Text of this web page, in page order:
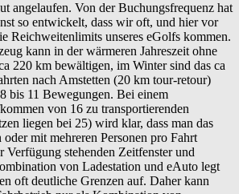
angelaufen. Von der Buchungsfrequenz hat
so entwickelt, dass wir oft, und hier vor
Reichweitenlimits unseres eGolfs kommen.
kann in der wärmeren Jahreszeit ohne
220 km bewältigen, im Winter sind das ca
nach Amstetten (20 km tour-retour)
bis 11 Bewegungen. Bei einem
von 16 zu transportierenden
liegen bei 25) wird klar, dass man das
mit mehreren Personen pro Fahrt
Verfügung stehenden Zeitfenster und
von Ladestation und eAuto legt
oft deutliche Grenzen auf. Daher kann